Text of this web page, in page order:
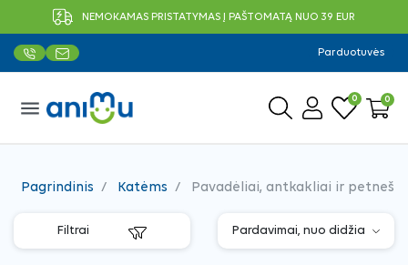
NEMOKAMAS PRISTATYMAS Į PAŠTOMATĄ NUO 39 EUR
Parduotuvės
menu 0 0
Pagrindinis Katėms Pavadėliai, antkakliai ir petnešos
Filtrai